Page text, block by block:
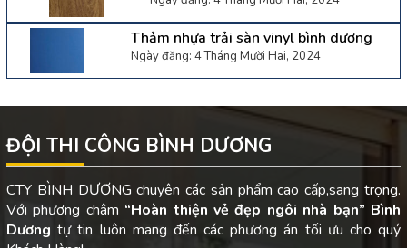
Thảm nhựa trải sàn vinyl bình dương
Ngày đăng: 4 Tháng Mười Hai, 2024
ĐỘI THI CÔNG BÌNH DƯƠNG
CTY BÌNH DƯƠNG chuyên các sản phẩm cao cấp,sang trọng.
Với phương châm “Hoàn thiện vẻ đẹp ngôi nhà bạn” Bình
Dươngtự tin luôn mang đến các phương án tối ưu cho quý